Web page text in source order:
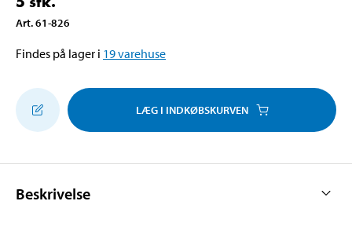
Art.61-826
Findes på lager i 19varehuse
LÆG I INDKØBSKURVEN
Beskrivelse